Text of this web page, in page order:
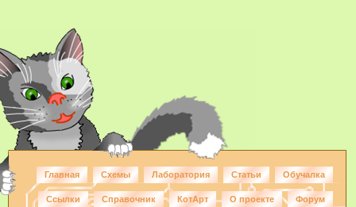
Главная Схемы Лаборатория Статьи Обучалка
Ссылки Справочник КотАрт О проекте Форум